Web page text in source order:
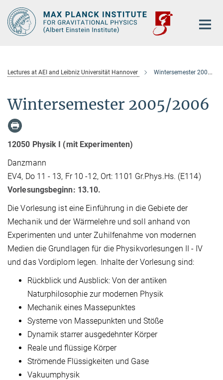
Main-
Content
Lectures at AEI and Leibniz Universität Hannover Wintersemester 2005/2006
Wintersemester 2005/2006
12050 Physik I (mit Experimenten)
Danzmann
EV4, Do 11 - 13, Fr 10 -12, Ort: 1101 Gr.Phys.Hs. (E114)
Vorlesungsbeginn: 13.10.
Die Vorlesung ist eine Einführung in die Gebiete der
Mechanik und der Wärmelehre und soll anhand von
Experimenten und unter Zuhilfenahme von modernen
Medien die Grundlagen für die Physikvorlesungen II - IV
und das Vordiplom legen. Inhalte der Vorlesung sind:
Rückblick und Ausblick: Von der antiken
Naturphilosophie zur modernen Physik
Mechanik eines Massepunktes
Systeme von Massepunkten und Stöße
Dynamik starrer ausgedehnter Körper
Reale und flüssige Körper
Strömende Flüssigkeiten und Gase
Vakuumphysik